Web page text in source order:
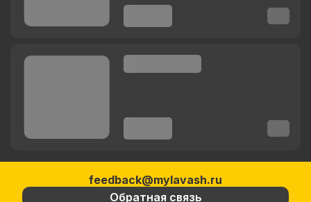
feedback@mylavash.ru
Обратная связь